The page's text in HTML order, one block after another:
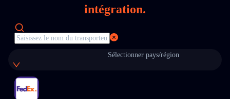
intégration.
Sélectionner pays/région